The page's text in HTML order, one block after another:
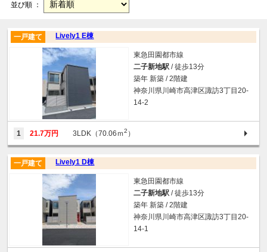
並び順 ：
Lively1 E棟
一戸建て
東急田園都市線
二子新地駅 / 徒歩13分
築年 新築 / 2階建
神奈川県川崎市高津区諏訪3丁目20-
14-2
1 21.7万円 3LDK（70.06ｍ2 ）
Lively1 D棟
一戸建て
東急田園都市線
二子新地駅 / 徒歩13分
築年 新築 / 2階建
神奈川県川崎市高津区諏訪3丁目20-
14-1